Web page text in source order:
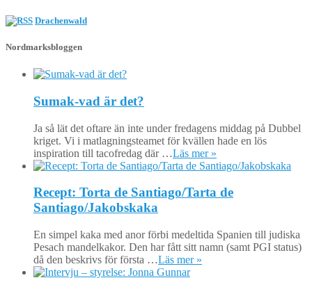
Drachenwald
Nordmarksbloggen
Sumak-vad är det?
Ja så lät det oftare än inte under fredagens middag på Dubbel
kriget. Vi i matlagningsteamet för kvällen hade en lös
inspiration till tacofredag där …Läs mer »
Recept: Torta de Santiago/Tarta de
Santiago/Jakobskaka
En simpel kaka med anor förbi medeltida Spanien till judiska
Pesach mandelkakor. Den har fått sitt namn (samt PGI status)
då den beskrivs för första …Läs mer »